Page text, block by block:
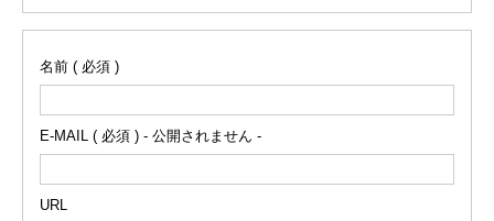
名前 ( 必須 )
E-MAIL ( 必須 ) - 公開されません -
URL